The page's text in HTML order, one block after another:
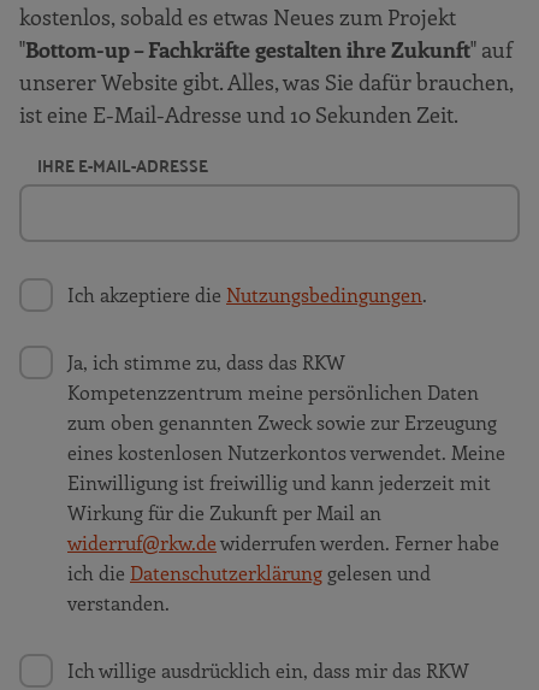
kostenlos, sobald es etwas Neues zum Projekt
"Bottom-up – Fachkräfte gestalten ihre Zukunft" auf
unserer Website gibt. Alles, was Sie dafür brauchen,
ist eine E-Mail-Adresse und 10 Sekunden Zeit.
IHRE E-MAIL-ADRESSE
Ich akzeptiere die Nutzungsbedingungen.
Ja, ich stimme zu, dass das RKW
Kompetenzzentrum meine persönlichen Daten
zum oben genannten Zweck sowie zur Erzeugung
eines kostenlosen Nutzerkontos verwendet. Meine
Einwilligung ist freiwillig und kann jederzeit mit
Wirkung für die Zukunft per Mail an
widerruf@rkw.dewiderrufen werden. Ferner habe
ich die Datenschutzerklärunggelesen und
verstanden.
Ich willige ausdrücklich ein, dass mir das RKW